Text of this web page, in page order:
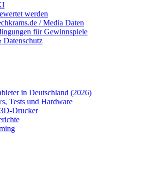
werden
/ Media Daten
für Gewinnspiele
Datenschutz
in Deutschland (2026)
Tests und Hardware
Drucker